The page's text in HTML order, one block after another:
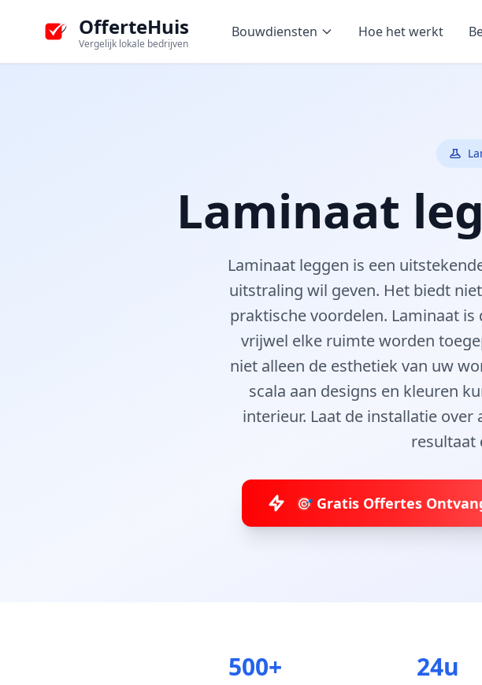
OfferteHuis
Vergelijk lokale bedrijven
Bouwdiensten Hoe het werkt
Laminaat
Laminaat leggen is een
uitstraling wil geven. Het biedt
praktische voordelen. Laminaat
vrijwel elke ruimte worden
niet alleen de esthetiek van uw
scala aan designs en kleuren
interieur. Laat de installatie
resultaat
🎯 Gratis Offertes
500+ 24u